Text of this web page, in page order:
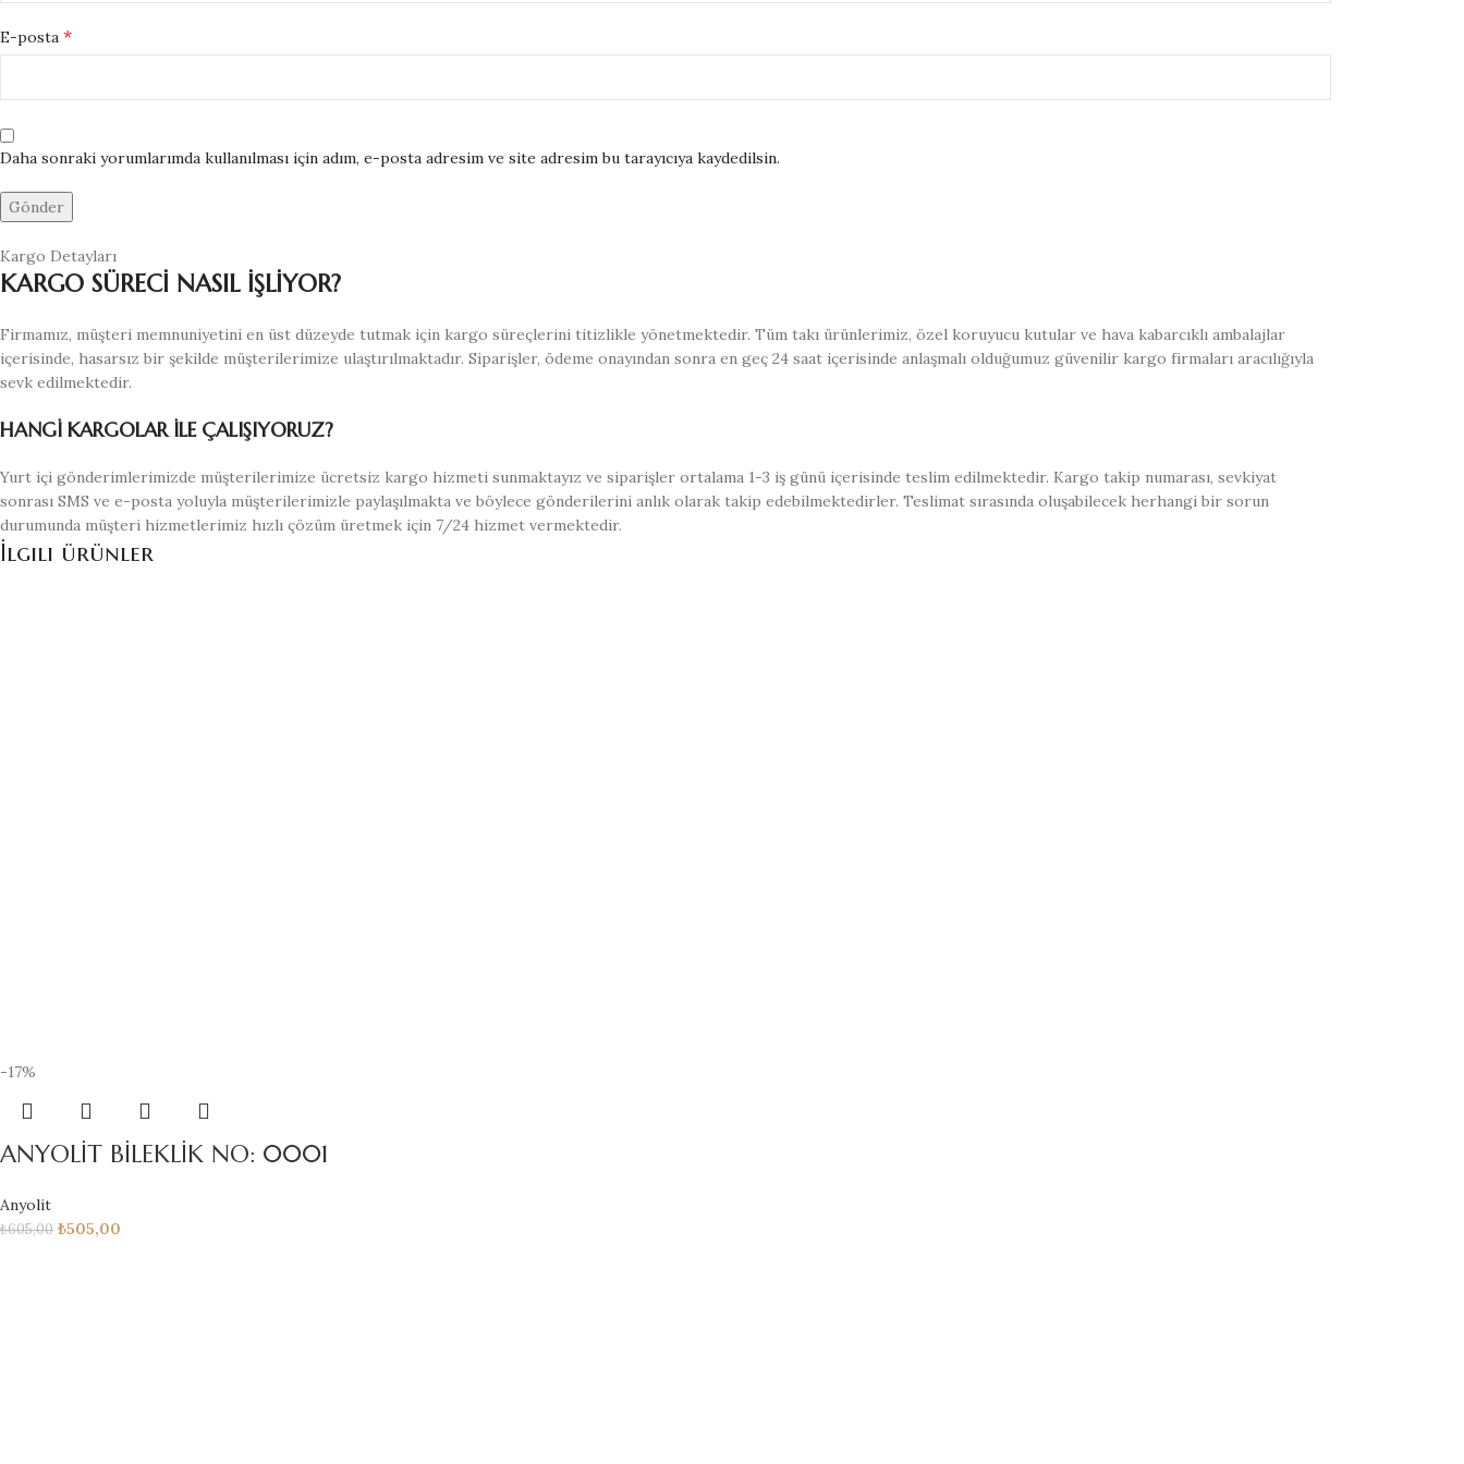
E-posta *
Daha sonraki yorumlarımda kullanılması için adım, e-posta adresim ve site adresim bu tarayıcıya kaydedilsin.
Kargo Detayları
KARGO SÜRECİ NASIL İŞLİYOR?
Firmamız, müşteri memnuniyetini en üst düzeyde tutmak için kargo süreçlerini titizlikle yönetmektedir. Tüm takı ürünlerimiz, özel koruyucu kutular ve hava kabarcıklı ambalajlar
içerisinde, hasarsız bir şekilde müşterilerimize ulaştırılmaktadır. Siparişler, ödeme onayından sonra en geç 24 saat içerisinde anlaşmalı olduğumuz güvenilir kargo firmaları aracılığıyla
sevk edilmektedir.
HANGİ KARGOLAR İLE ÇALIŞIYORUZ?
Yurt içi gönderimlerimizde müşterilerimize ücretsiz kargo hizmeti sunmaktayız ve siparişler ortalama 1-3 iş günü içerisinde teslim edilmektedir. Kargo takip numarası, sevkiyat
sonrası SMS ve e-posta yoluyla müşterilerimizle paylaşılmakta ve böylece gönderilerini anlık olarak takip edebilmektedirler. Teslimat sırasında oluşabilecek herhangi bir sorun
durumunda müşteri hizmetlerimiz hızlı çözüm üretmek için 7/24 hizmet vermektedir.
İlgili ürünler
-17%
ANYOLİT BİLEKLİK NO: 0001
Anyolit
₺605,00 ₺505,00